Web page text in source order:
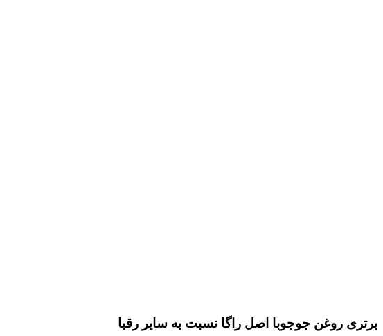
برتری روغن جوجوبا اصل راگا نسبت به سایر رقبا